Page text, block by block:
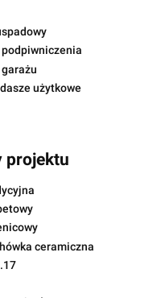
podpiwniczenia
użytkowe
projektu
ceramiczna